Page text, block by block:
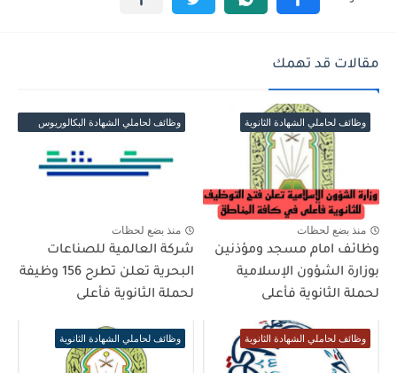
مقالات قد تهمك
وظائف لحاملي الشهادة الثانوية
منذ بضع لحظات
وظائف امام مسجد ومؤذنين
بوزارة الشؤون الإسلامية
لحملة الثانوية فأعلى
وظائف لحاملي الشهادة البكالوريوس
منذ بضع لحظات
شركة العالمية للصناعات
البحرية تعلن تطرح 156 وظيفة
لحملة الثانوية فأعلى
وظائف لحاملي الشهادة الثانوية وظائف لحاملي الشهادة الثانوية